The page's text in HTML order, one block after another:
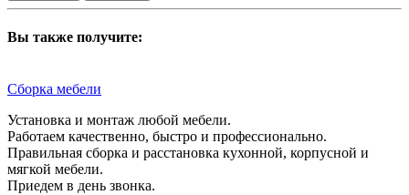
Вы также получите:
Сборка мебели
Установка и монтаж любой мебели.
Работаем качественно, быстро и профессионально.
Правильная сборка и расстановка кухонной, корпусной и
мягкой мебели.
Приедем в день звонка.